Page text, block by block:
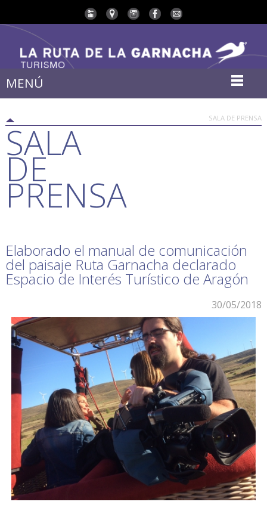
MENÚ
SALA DE PRENSA
SALA
DE
PRENSA
Elaborado el manual de comunicación
del paisaje Ruta Garnacha declarado
Espacio de Interés Turístico de Aragón
30/05/2018